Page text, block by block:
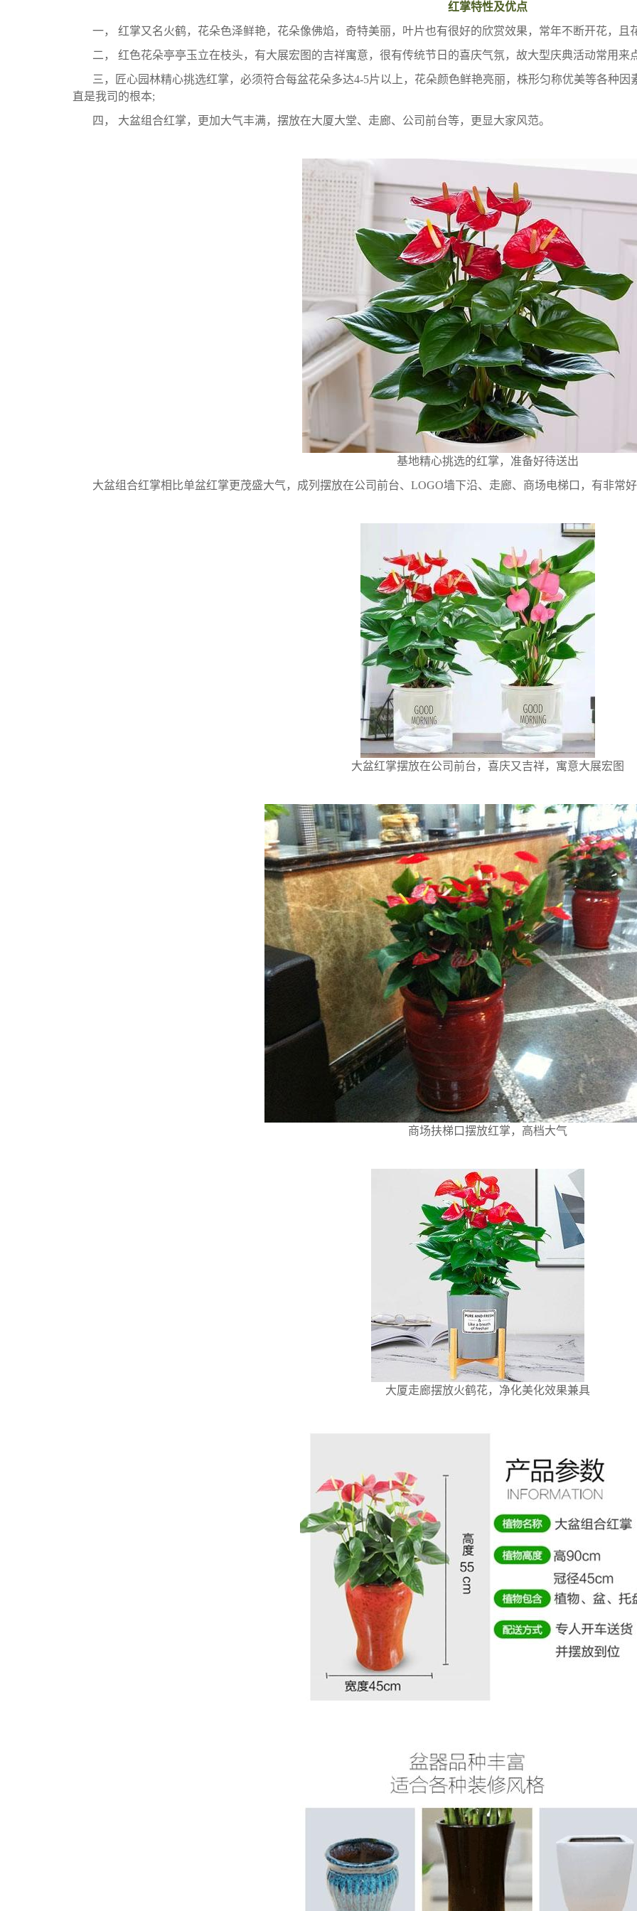
红掌特性及优点
一， 红掌又名火鹤，花朵色泽鲜艳，花朵像佛焰，奇特美丽，叶片也有很好的欣赏效果，常年不断开花，
二， 红色花朵亭亭玉立在枝头，有大展宏图的吉祥寓意，很有传统节日的喜庆气氛，故大型庆典活动常用来
三，匠心园林精心挑选红掌，必须符合每盆花朵多达4-5片以上，花朵颜色鲜艳亮丽，株形匀称优美等各种
直是我司的根本;
四， 大盆组合红掌，更加大气丰满，摆放在大厦大堂、走廊、公司前台等，更显大家风范。
基地精心挑选的红掌，准备好待送出
大盆组合红掌相比单盆红掌更茂盛大气，成列摆放在公司前台、LOGO墙下沿、走廊、商场电梯口，有非常
大盆红掌摆放在公司前台，喜庆又吉祥，寓意大展宏图
商场扶梯口摆放红掌，高档大气
大厦走廊摆放火鹤花，净化美化效果兼具